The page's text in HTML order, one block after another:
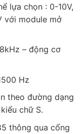
lựa chọn : 0-10V,
với module mở
– động cơ
Hz
theo đường dạng
chữ S.
thông qua cổng